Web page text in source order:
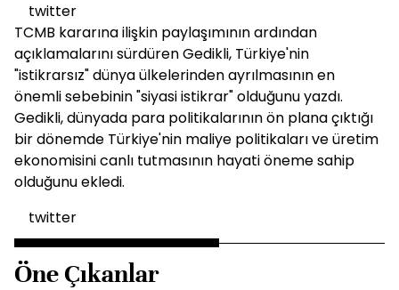
twitter
TCMB kararına ilişkin paylaşımının ardından
açıklamalarını sürdüren Gedikli, Türkiye'nin
"istikrarsız" dünya ülkelerinden ayrılmasının en
önemli sebebinin "siyasi istikrar" olduğunu yazdı.
Gedikli, dünyada para politikalarının ön plana çıktığı
bir dönemde Türkiye'nin maliye politikaları ve üretim
ekonomisini canlı tutmasının hayati öneme sahip
olduğunu ekledi.
twitter
Öne Çıkanlar